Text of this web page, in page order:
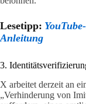
Lesetipp:
Anleitung
3.
X arbeitet derzeit an
„Verhinderung von